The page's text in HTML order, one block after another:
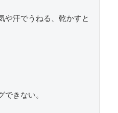
や汗でうねる、乾かすと
きない。